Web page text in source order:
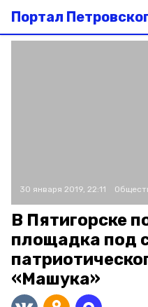
Портал
30 января 2019, 22:11
В Пятигорске
площадка под
«Машука»